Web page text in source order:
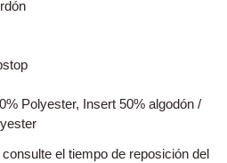
Polyester, Insert 50% algodón /
el tiempo de reposición del